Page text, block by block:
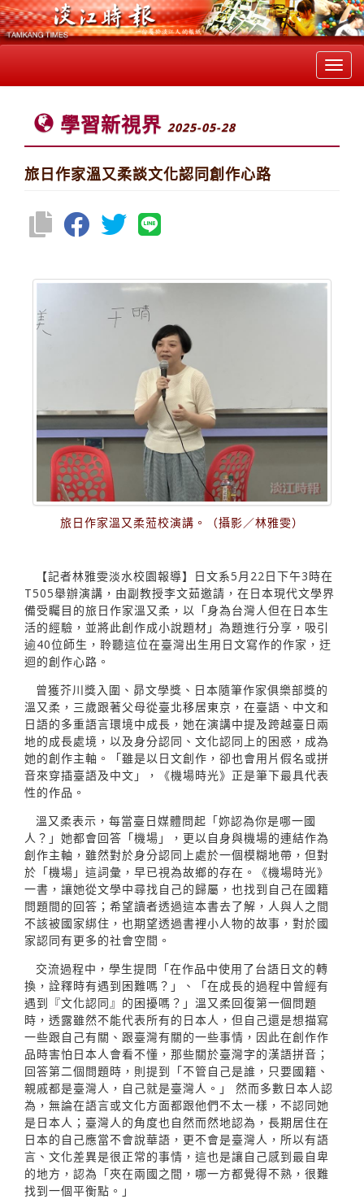
學習新視界 2025-05-28
旅日作家溫又柔談文化認同創作心路
旅日作家溫又柔蒞校演講。（攝影／林雅雯）
【記者林雅雯淡水校園報導】日文系5月22日下午3時在
T505舉辦演講，由副教授李文茹邀請，在日本現代文學界
備受矚目的旅日作家溫又柔，以「身為台灣人但在日本生
活的經驗，並將此創作成小說題材」為題進行分享，吸引
逾40位師生，聆聽這位在臺灣出生用日文寫作的作家，迂
迴的創作心路。
曾獲芥川獎入圍、昴文學獎、日本隨筆作家俱樂部獎的
溫又柔，三歲跟著父母從臺北移居東京，在臺語、中文和
日語的多重語言環境中成長，她在演講中提及跨越臺日兩
地的成長處境，以及身分認同、文化認同上的困惑，成為
她的創作主軸。「雖是以日文創作，卻也會用片假名或拼
音來穿插臺語及中文」，《機場時光》正是筆下最具代表
性的作品。
溫又柔表示，每當臺日媒體問起「妳認為你是哪一國
人？」她都會回答「機場」，更以自身與機場的連結作為
創作主軸，雖然對於身分認同上處於一個模糊地帶，但對
於「機場」這詞彙，早已視為故鄉的存在。《機場時光》
一書，讓她從文學中尋找自己的歸屬，也找到自己在國籍
問題間的回答；希望讀者透過這本書去了解，人與人之間
不該被國家綁住，也期望透過書裡小人物的故事，對於國
家認同有更多的社會空間。
交流過程中，學生提問「在作品中使用了台語日文的轉
換，詮釋時有遇到困難嗎？」、「在成長的過程中曾經有
遇到『文化認同』的困擾嗎？」溫又柔回復第一個問題
時，透露雖然不能代表所有的日本人，但自己還是想描寫
一些跟自己有關、跟臺灣有關的一些事情，因此在創作作
品時害怕日本人會看不懂，那些關於臺灣字的漢語拼音；
回答第二個問題時，則提到「不管自己是誰，只要國籍、
親戚都是臺灣人，自己就是臺灣人。」 然而多數日本人認
為，無論在語言或文化方面都跟他們不太一樣，不認同她
是日本人；臺灣人的角度也自然而然地認為，長期居住在
日本的自己應當不會說華語，更不會是臺灣人，所以有語
言、文化差異是很正常的事情，這也是讓自己感到最自卑
的地方，認為「夾在兩國之間，哪一方都覺得不熟，很難
找到一個平衡點。」